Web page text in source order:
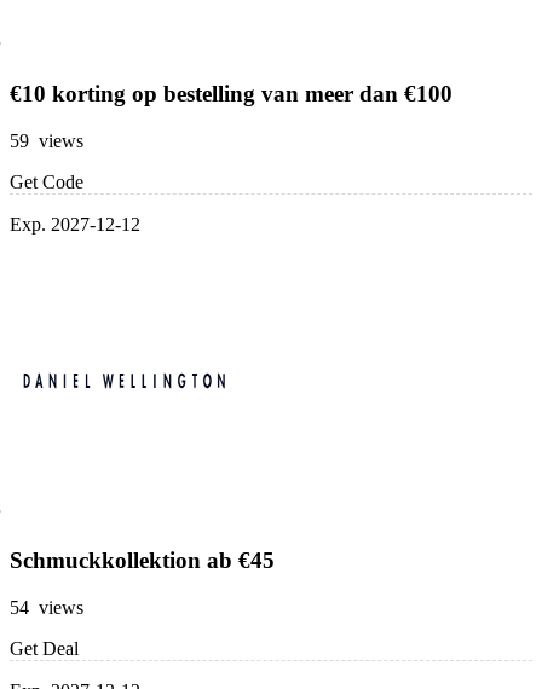
€10 korting op bestelling van meer dan €100
59 views
Get Code
Exp. 2027-12-12
Schmuckkollektion ab €45
54 views
Get Deal